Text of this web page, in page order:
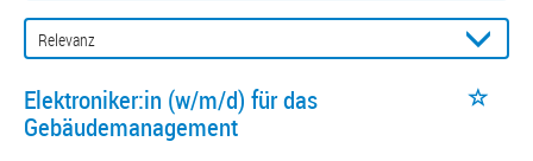
Elektroniker:in (w/m/d) für das
Gebäudemanagement